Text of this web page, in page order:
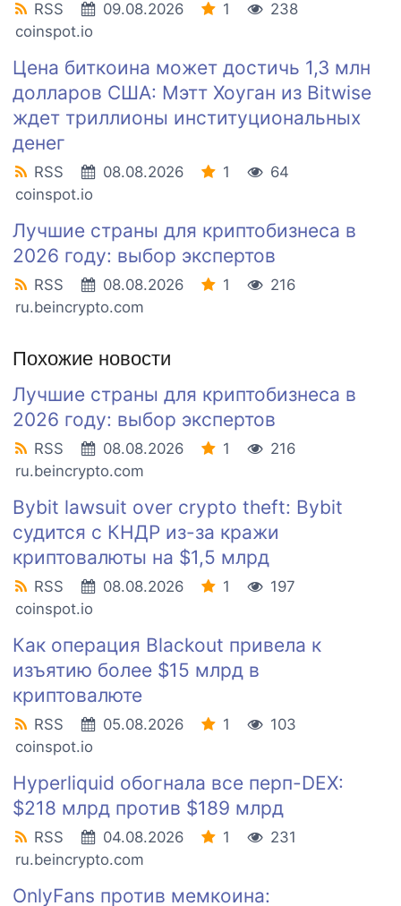
RSS 09.08.2026 1
238
coinspot.io
Цена биткоина может достичь 1,3 млн
долларов США: Мэтт Хоуган из Bitwise
ждет триллионы институциональных
денег
RSS 08.08.2026 1
64
coinspot.io
Лучшие страны для криптобизнеса в
2026 году: выбор экспертов
RSS 08.08.2026 1
216
ru.beincrypto.com
Похожие новости
Лучшие страны для криптобизнеса в
2026 году: выбор экспертов
RSS 08.08.2026 1
216
ru.beincrypto.com
Bybit lawsuit over crypto theft: Bybit
судится с КНДР из-за кражи
криптовалюты на $1,5 млрд
RSS 08.08.2026 1
197
coinspot.io
Как операция Blackout привела к
изъятию более $15 млрд в
криптовалюте
RSS 05.08.2026 1
103
coinspot.io
Hyperliquid обогнала все перп-DEX:
$218 млрд против $189 млрд
RSS 04.08.2026 1
231
ru.beincrypto.com
OnlyFans против мемкоина: